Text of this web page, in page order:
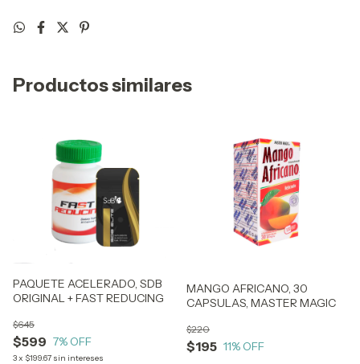
Productos similares
PAQUETE ACELERADO, SDB
ORIGINAL + FAST REDUCING
$599
$645
7% OFF
3x $199.67 sin intereses
MANGO AFRICANO, 30
CAPSULAS, MASTER MAGIC
$195
$220
11% OFF